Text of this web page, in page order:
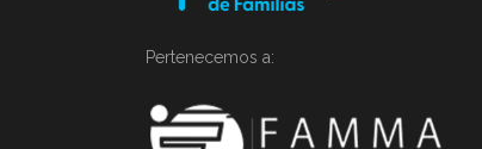
Pertenecemos a: